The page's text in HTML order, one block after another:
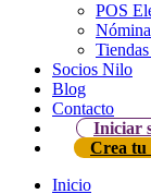
POS
Socios Nilo
Blog
Contacto
Iniciar
Crea tu
Inicio